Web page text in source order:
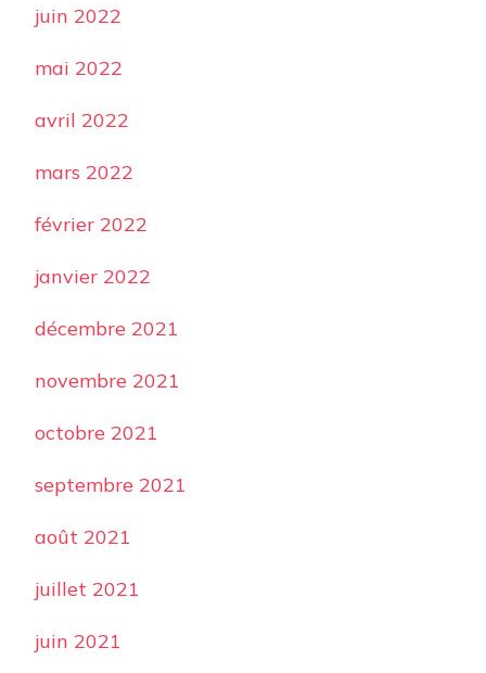
juin 2022
mai 2022
avril 2022
mars 2022
février 2022
janvier 2022
décembre 2021
novembre 2021
octobre 2021
septembre 2021
août 2021
juillet 2021
juin 2021